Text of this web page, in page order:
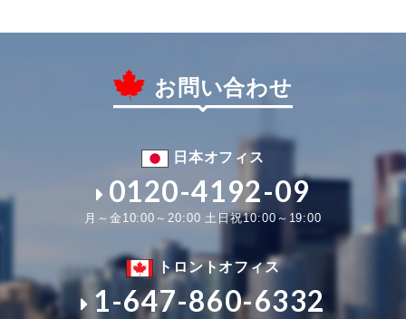
お問い合わせ
日本オフィス
0120-4192-09
月～金10:00～20:00 土日祝10:00～19:00
トロントオフィス
1-647-860-6332